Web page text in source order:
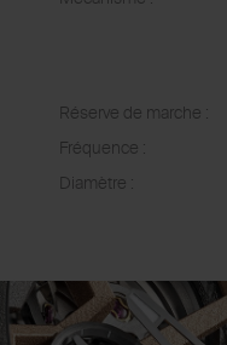
Réserve de marche :
Fréquence :
Diamètre :